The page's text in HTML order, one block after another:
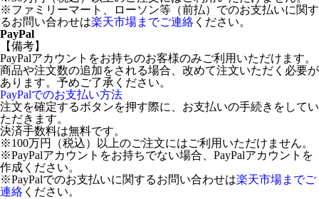
※ファミリーマート、ローソン等（前払）でのお支払いに関す
るお問い合わせは楽天市場までご連絡 ください。
PayPal
【備考】
PayPalアカウントをお持ちのお客様のみご利用いただけます。
商品や注文数の追加をされる場合、改めて注文いただく必要が
あります。予めご了承ください。
PayPalでのお支払い方法
注文を確定するボタンを押す際に、お支払いの手続きをしてい
ただきます。
決済手数料は無料です。
※100万円（税込）以上のご注文にはご利用いただけません。
※PayPalアカウントをお持ちでない場合、PayPalアカウントを
作成ください。
※PayPalでのお支払いに関するお問い合わせは楽天市場までご
連絡 ください。